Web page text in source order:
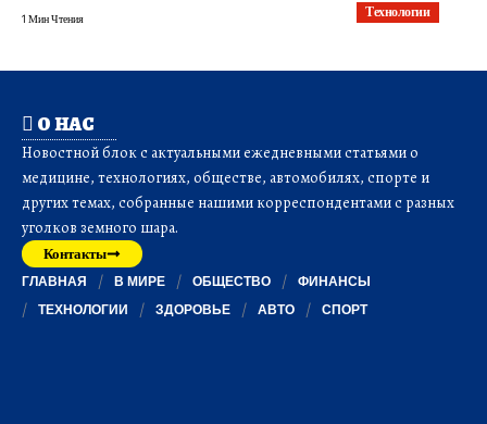
Технологии
1 Мин Чтения
О НАС
Новостной блок с актуальными ежедневными статьями о
медицине, технологиях, обществе, автомобилях, спорте и
других темах, собранные нашими корреспондентами с разных
уголков земного шара.
Контакты
ГЛАВНАЯ В МИРЕ ОБЩЕСТВО
ФИНАНСЫ
ТЕХНОЛОГИИ
ЗДОРОВЬЕ АВТО СПОРТ